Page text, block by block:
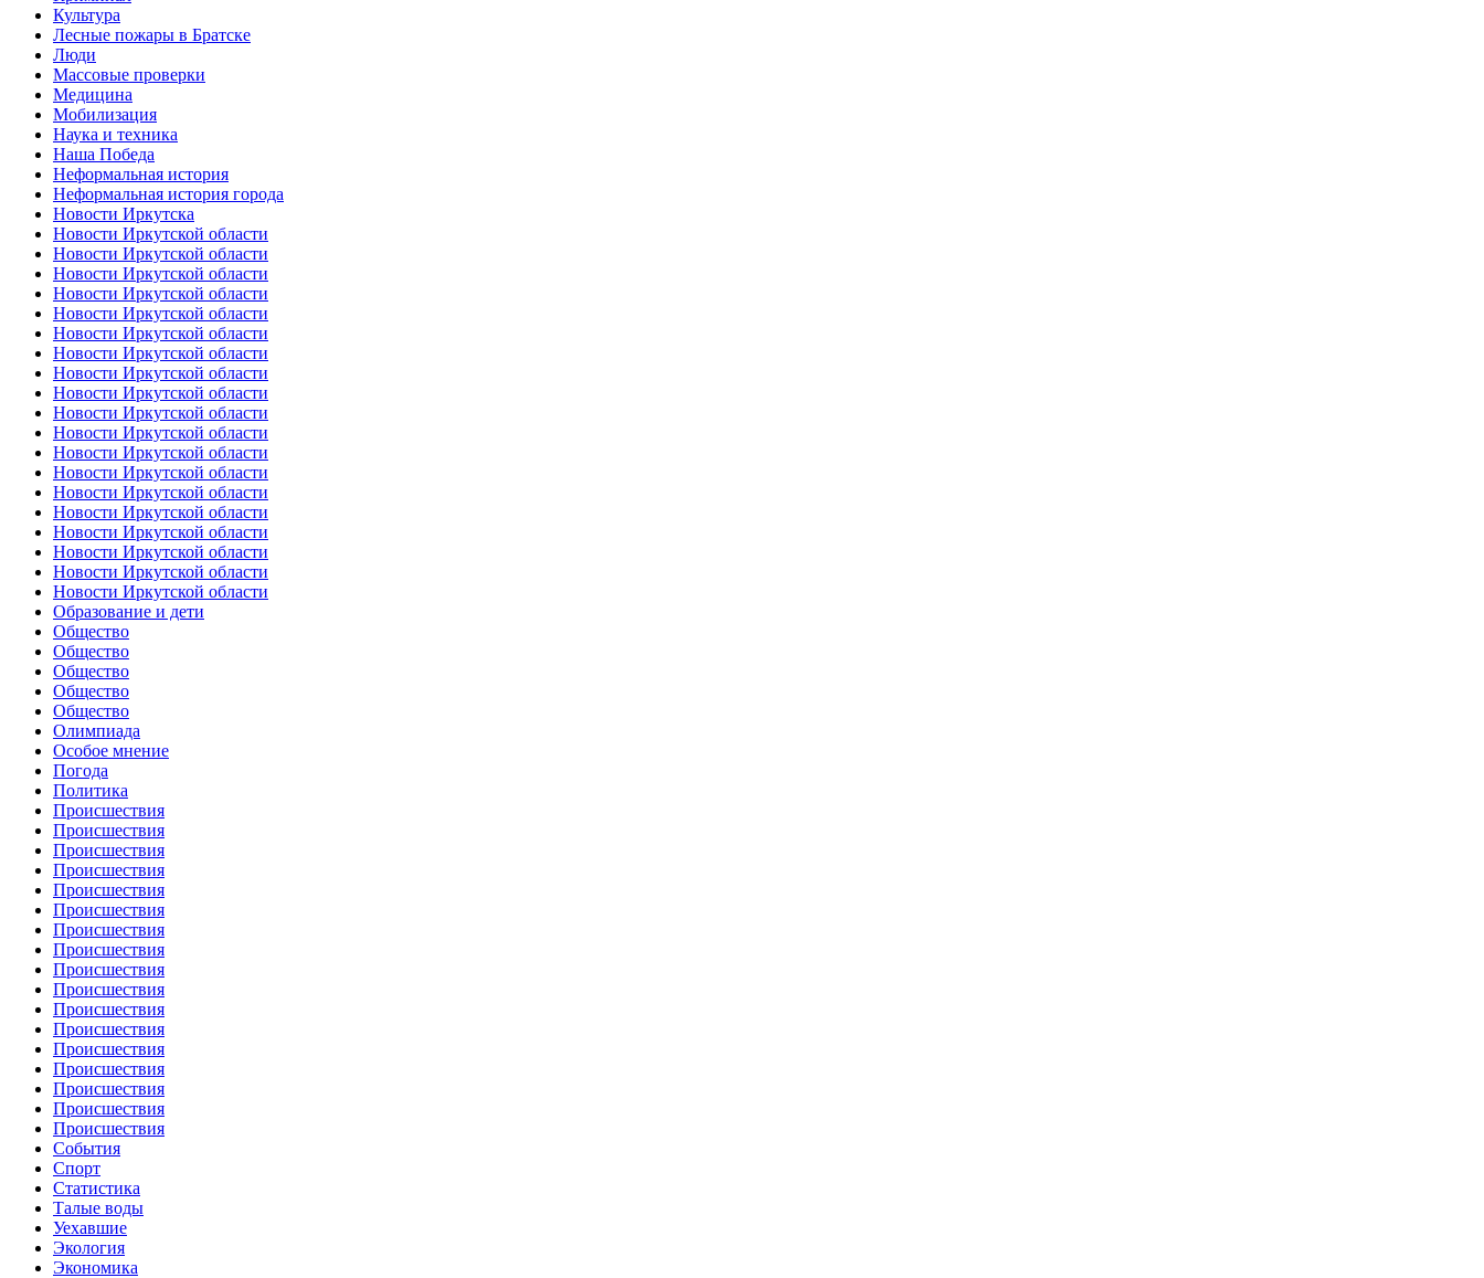
Культура
Лесные пожары в Братске
Люди
Массовые проверки
Медицина
Мобилизация
Наука и техника
Наша Победа
Неформальная история
Неформальная история города
Новости Иркутска
Новости Иркутской области
Новости Иркутской области
Новости Иркутской области
Новости Иркутской области
Новости Иркутской области
Новости Иркутской области
Новости Иркутской области
Новости Иркутской области
Новости Иркутской области
Новости Иркутской области
Новости Иркутской области
Новости Иркутской области
Новости Иркутской области
Новости Иркутской области
Новости Иркутской области
Новости Иркутской области
Новости Иркутской области
Новости Иркутской области
Новости Иркутской области
Образование и дети
Общество
Общество
Общество
Общество
Общество
Олимпиада
Особое мнение
Погода
Политика
Происшествия
Происшествия
Происшествия
Происшествия
Происшествия
Происшествия
Происшествия
Происшествия
Происшествия
Происшествия
Происшествия
Происшествия
Происшествия
Происшествия
Происшествия
Происшествия
Происшествия
События
Спорт
Статистика
Талые воды
Уехавшие
Экология
Экономика